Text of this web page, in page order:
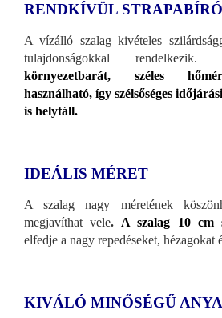
RENDKÍVÜL STRAPABÍRÓ
A vízálló szalag kivételes
tulajdonságokkal
környezetbarát, széles
használható, így szélsőséges
is helytáll.
IDEÁLIS MÉRET
A szalag nagy méretének
megjavíthat vele. A szalag 10 cm
elfedje a nagy repedéseket, hézagokat
KIVÁLÓ MINŐSÉGŰ